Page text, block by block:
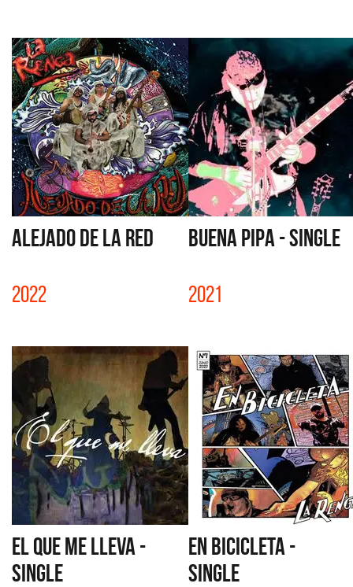
ALEJADO DE LA RED
2022
BUENA PIPA - SINGLE
2021
EL QUE ME LLEVA -
SINGLE
EN BICICLETA -
SINGLE